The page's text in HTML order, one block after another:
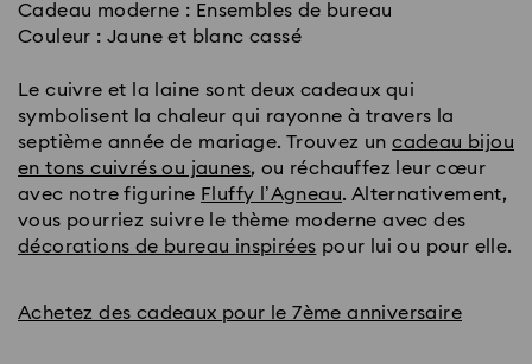
Cadeau moderne : Ensembles de bureau
Couleur : Jaune et blanc cassé
Le cuivre et la laine sont deux cadeaux qui
symbolisent la chaleur qui rayonne à travers la
septième année de mariage. Trouvez uncadeau bijou
en tons cuivrés ou jaunes, ou réchauffez leur cœur
avec notre figurine Fluffy l’Agneau. Alternativement,
vous pourriez suivre le thème moderne avec des
décorations de bureau inspirées pour lui ou pour elle.
Achetez des cadeaux pour le 7ème anniversaire